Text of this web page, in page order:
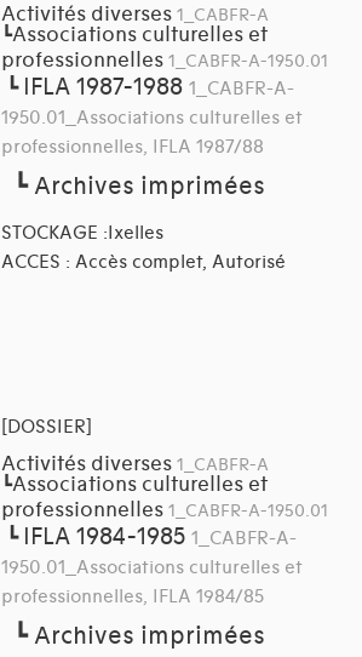
Activités diverses 1_CABFR-A
┗Associations culturelles et
professionnelles 1_CABFR-A-1950.01
┗ IFLA 1987-1988 1_CABFR-A-
1950.01_Associations culturelles et
professionnelles, IFLA 1987/88
┗Archives imprimées
STOCKAGE :Ixelles
ACCES : Accès complet, Autorisé
[DOSSIER]
Activités diverses 1_CABFR-A
┗Associations culturelles et
professionnelles 1_CABFR-A-1950.01
┗ IFLA 1984-1985 1_CABFR-A-
1950.01_Associations culturelles et
professionnelles, IFLA 1984/85
┗Archives imprimées